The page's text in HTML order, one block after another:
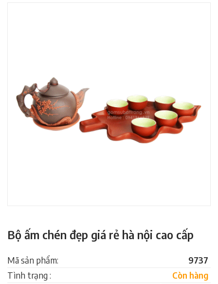
Bộ ấm chén đẹp giá rẻ hà nội cao cấp
Mã sản phẩm:
9737
Tình trạng :
Còn hàng